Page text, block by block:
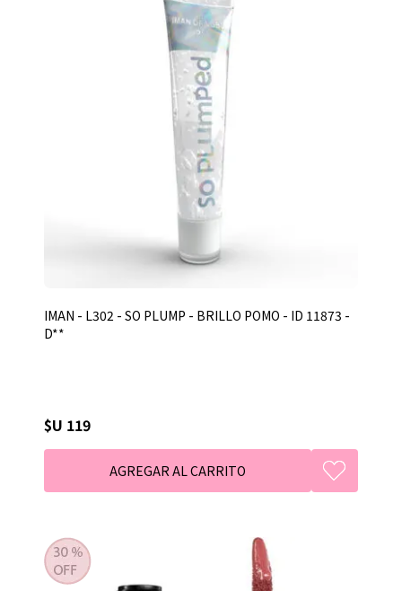
IMAN - L302 - SO PLUMP - BRILLO POMO - ID 11873 -
D**
$U 119